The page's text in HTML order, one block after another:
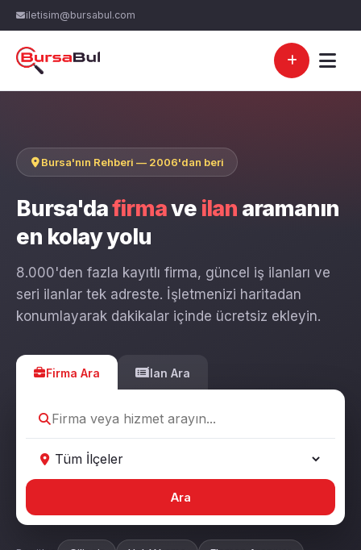
iletisim@bursabul.com
Bursa'nın Rehberi — 2006'dan beri
Bursa'dafirmave ilan aramanın
en kolay yolu
8.000'den fazla kayıtlı firma, güncel iş ilanları ve
seri ilanlar tek adreste. İşletmenizi haritadan
konumlayarak dakikalar içinde ücretsiz ekleyin.
Firma Ara İlan Ara
Ara